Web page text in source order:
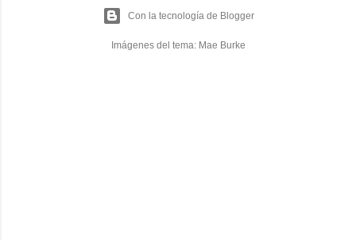
Con la tecnología de Blogger
Imágenes del tema: Mae Burke